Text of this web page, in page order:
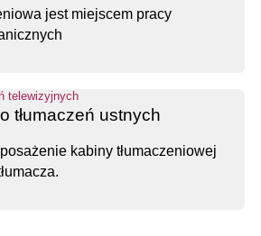
jest miejscem pracy
tłumaczeń ustnych
kabiny tłumaczeniowej